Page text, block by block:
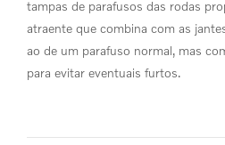
tampas de parafusos das rodas
atraente que combina com as
ao de um parafuso normal, mas
para evitar eventuais furtos.